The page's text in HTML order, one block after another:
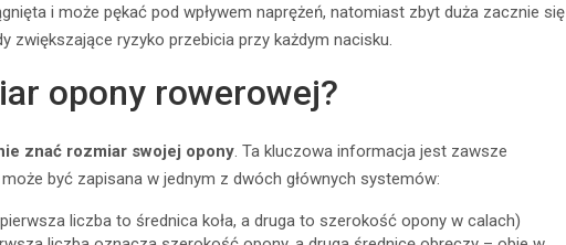
i może pękać pod wpływem naprężeń, natomiast zbyt duża zacznie się
zwiększające ryzyko przebicia przy każdym nacisku.
opony rowerowej?
znać rozmiar swojej opony. Ta kluczowa informacja jest zawsze
być zapisana w jednym z dwóch głównych systemów:
liczba to średnica koła, a druga to szerokość opony w calach)